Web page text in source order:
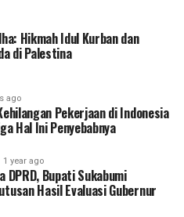
Hikmah Idul Kurban dan
di Palestina
ago
Pekerjaan di Indonesia
Hal Ini Penyebabnya
1 year ago
DPRD, Bupati Sukabumi
Hasil Evaluasi Gubernur